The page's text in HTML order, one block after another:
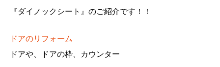
『ダイノックシート』のご紹介です！！
ドアのリフォーム
ドアや、ドアの枠、カウンター